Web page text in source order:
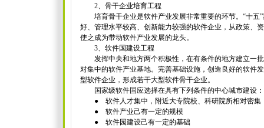
2、骨干企业培育工程
培育骨干企业是软件产业发展非常重要的环节。“十五”
好、管理水平较高、创新能力较强的软件企业，从政策、
使之成为带动软件产业发展的龙头。
3、软件国建设工程
发挥中央和地方两个积极性，在有条件的地方建立一批
对集中的软件产业基地。完善基础设施，创造良好的软件
型软件企业，形成若干大型软件骨干企业。
国家级软件国应选择在具有下列条件的中心城市建设：
● 软件人才集中，附近大专院校、科研院所相对密集
● 软件产业己有一定的规模
● 软件园建设己有一定的基础